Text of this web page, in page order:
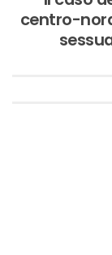
centro-